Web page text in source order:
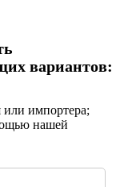
вариантов:
или импортера;
нашей